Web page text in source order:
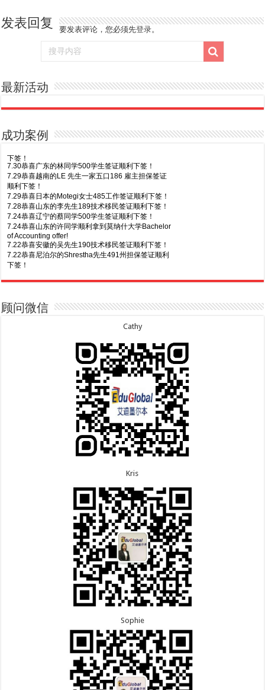
发表回复 要发表评论，您必须先登录。
最新活动
成功案例
Business offer！
8.6恭喜江苏的谢先生600旅游签证顺利下签，三年多
8.5恭喜江苏的杨女士190技术移民签证顺利下签！
8.3恭喜黑龙江的刘女士864父母签证顺利下签！
8.3恭喜天津的陈同学和妈妈590+500学生签证顺利
7.30恭喜广东的林同学500学生签证顺利下签！
7.29恭喜越南的LE 先生一家五口186 雇主担保签证
顺利下签！
7.29恭喜日本的Motegi女士485工作签证顺利下签！
7.28恭喜山东的李先生189技术移民签证顺利下签！
7.24恭喜辽宁的蔡同学500学生签证顺利下签！
7.24恭喜山东的许同学顺利拿到莫纳什大学Bachelor
of Accounting offer!
7.22恭喜安徽的吴先生190技术移民签证顺利下签！
7.22恭喜尼泊尔的Shrestha先生491州担保签证顺利
下签！
签！
7.15恭喜江苏的曹同学500学生签证顺利下签！
7.13恭喜广东的邓同学500学生签证顺利下签！
7.9恭喜广东的喻同学500学生签证顺利下签！
7.8恭喜黑龙江的刘女士600旅游签证顺利下签，三年
7.7恭喜北京的王先生和孩子600旅游签证顺利下签，
顾问微信
Cathy
Kris
Sophie